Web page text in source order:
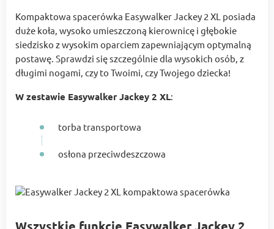
Kompaktowa spacerówka Easywalker Jackey 2 XL posiada
duże koła, wysoko umieszczoną kierownicę i głębokie
siedzisko z wysokim oparciem zapewniającym optymalną
postawę. Sprawdzi się szczególnie dla wysokich osób, z
długimi nogami, czy to Twoimi, czy Twojego dziecka!
W zestawie Easywalker Jackey 2 XL:
torba transportowa
osłona przeciwdeszczowa